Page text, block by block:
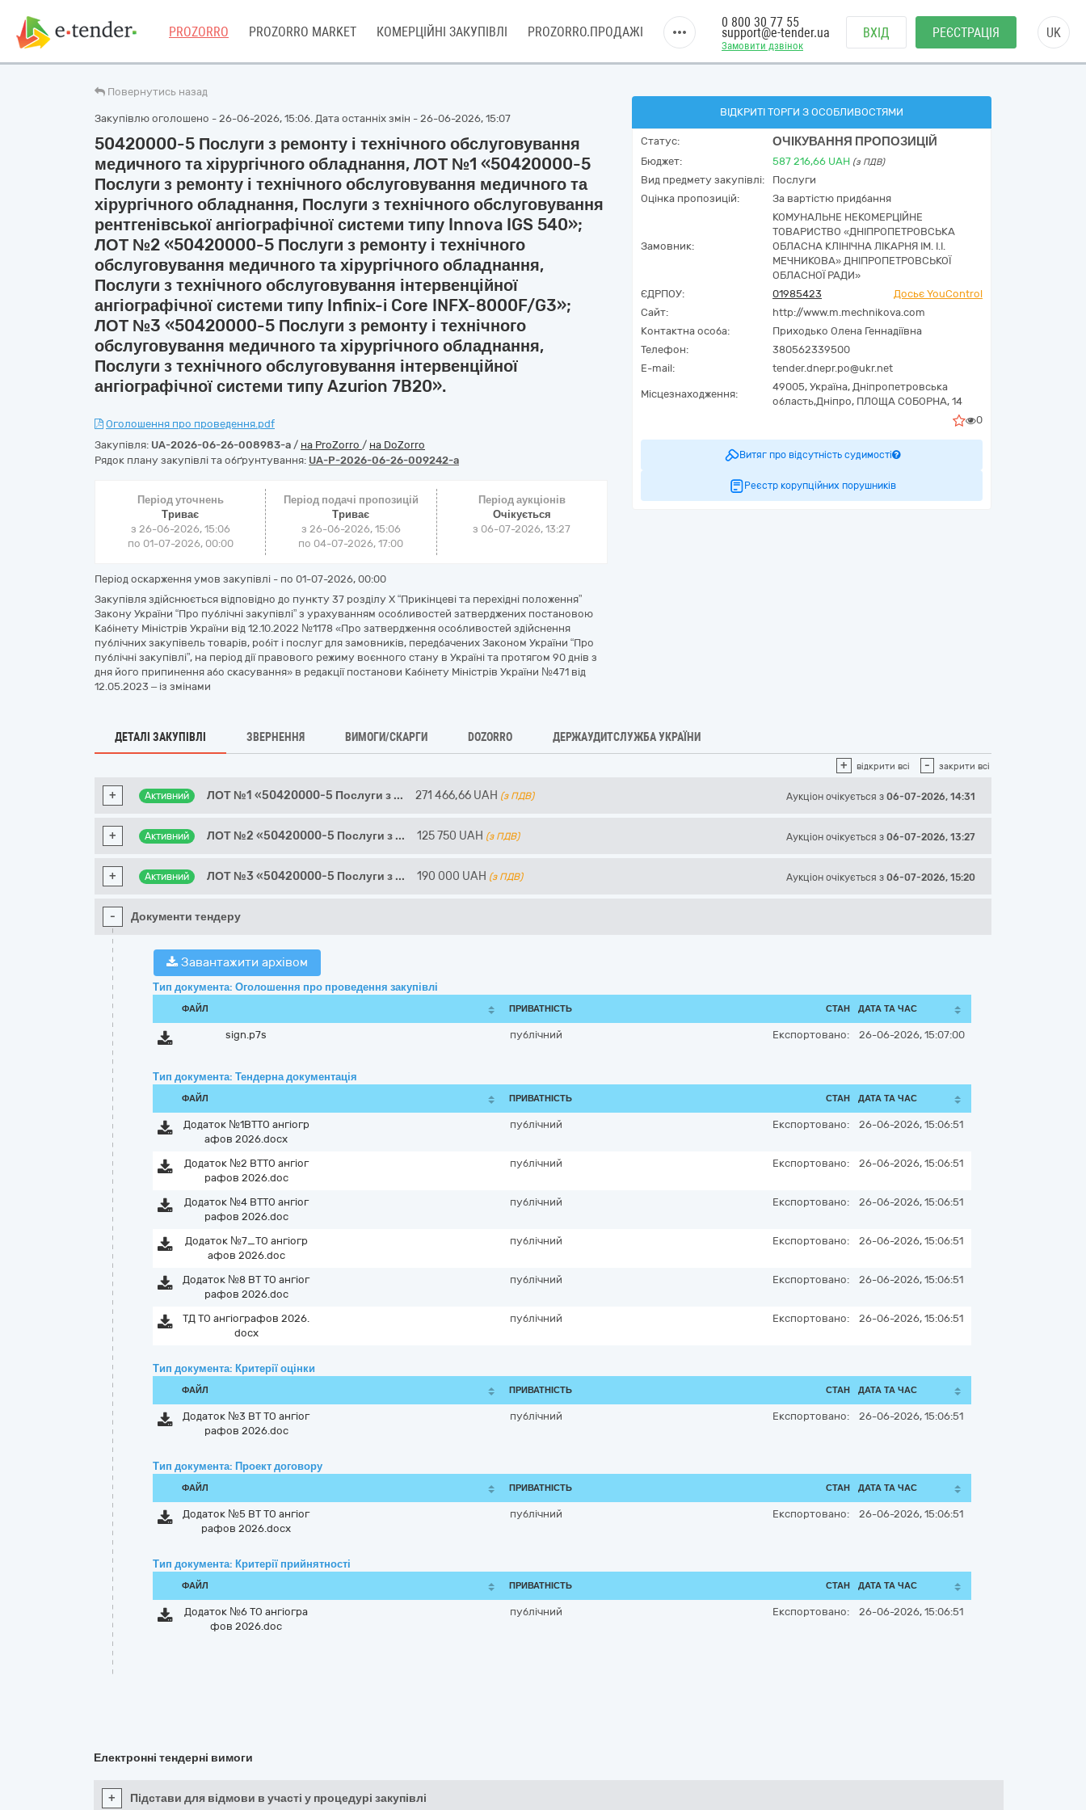
PROZORRO PROZORRO MARKET КОМЕРЦІЙНІ ЗАКУПІВЛІ PROZORRO.ПРОДАЖІ
Замовити дзвінок
0 800 30 77 55
support@e-tender.ua ВХІД РЕЄСТРАЦІЯ UK
Повернутись назад
Закупівлю оголошено - 26-06-2026, 15:06. Дата останніх змін - 26-06-2026, 15:07
50420000-5 Послуги з ремонту і технічного обслуговування
медичного та хірургічного обладнання, ЛОТ №1 «50420000-5
Послуги з ремонту і технічного обслуговування медичного та
хірургічного обладнання, Послуги з технічного обслуговування
рентгенівської ангіографічної системи типу Innova IGS 540»;
ЛОТ №2 «50420000-5 Послуги з ремонту і технічного
обслуговування медичного та хірургічного обладнання,
Послуги з технічного обслуговування інтервенційної
ангіографічної системи типу Infinix-i Core INFX-8000F/G3»;
ЛОТ №3 «50420000-5 Послуги з ремонту і технічного
обслуговування медичного та хірургічного обладнання,
Послуги з технічного обслуговування інтервенційної
ангіографічної системи типу Azurion 7B20».
Оголошення про проведення.pdf
Закупівля: UA-2026-06-26-008983-a / на ProZorro / на DoZorro
Рядок плану закупівлі та обґрунтування: UA-P-2026-06-26-009242-a
Період уточнень
Триває
з 26-06-2026, 15:06
по 01-07-2026, 00:00
Період подачі пропозицій
Триває
з 26-06-2026, 15:06
по 04-07-2026, 17:00
Період аукціонів
Очікується
з 06-07-2026, 13:27
Період оскарження умов закупівлі - по 01-07-2026, 00:00
Закупівля здійснюється відповідно до пункту 37 розділу Х “Прикінцеві та перехідні положення”
Закону України “Про публічні закупівлі” з урахуванням особливостей затверджених постановою
Кабінету Міністрів України від 12.10.2022 №1178 «Про затвердження особливостей здійснення
публічних закупівель товарів, робіт і послуг для замовників, передбачених Законом України “Про
публічні закупівлі”, на період дії правового режиму воєнного стану в Україні та протягом 90 днів з
дня його припинення або скасування» в редакції постанови Кабінету Міністрів України №471 від
12.05.2023 – із змінами
ВІДКРИТІ ТОРГИ З ОСОБЛИВОСТЯМИ
Статус: ОЧІКУВАННЯ ПРОПОЗИЦІЙ
Бюджет: 587 216,66 UAH (з ПДВ)
Вид предмету закупівлі:
Послуги
Оцінка пропозицій:
За вартістю придбання
Замовник:
КОМУНАЛЬНЕ НЕКОМЕРЦІЙНЕ
ТОВАРИСТВО «ДНІПРОПЕТРОВСЬКА
ОБЛАСНА КЛІНІЧНА ЛІКАРНЯ ІМ. І.І.
МЕЧНИКОВА» ДНІПРОПЕТРОВСЬКОЇ
ОБЛАСНОЇ РАДИ»
ЄДРПОУ:
01985423
Досьє YouControl
Сайт:
http://www.m.mechnikova.com
Контактна особа:
Приходько Олена Геннадіївна
Телефон:
380562339500
E-mail:
tender.dnepr.po@ukr.net
Місцезнаходження:
49005, Україна, Дніпропетровська
область,Дніпро, ПЛОЩА СОБОРНА, 14
0
Витяг про відсутність судимості
Реєстр корупційних порушників
ДЕТАЛІ ЗАКУПІВЛІ ЗВЕРНЕННЯ ВИМОГИ/СКАРГИ DOZORRO ДЕРЖАУДИТСЛУЖБА УКРАЇНИ
+ відкрити всі - закрити всі
+ Активний ЛОТ №1 «50420000-5 Послуги з ... 271 466,66 UAH (з ПДВ) Аукціон очікується з 06-07-2026, 14:31
+ Активний ЛОТ №2 «50420000-5 Послуги з ... 125 750 UAH (з ПДВ) Аукціон очікується з 06-07-2026, 13:27
+ Активний ЛОТ №3 «50420000-5 Послуги з ... 190 000 UAH (з ПДВ) Аукціон очікується з 06-07-2026, 15:20
- Документи тендеру
Завантажити архівом
Тип документа: Оголошення про проведення закупівлі
ФАЙЛ ПРИВАТНІСТЬ СТАН ДАТА ТА ЧАС
sign.p7s публічний Експортовано: 26-06-2026, 15:07:00
Тип документа: Тендерна документація
ФАЙЛ ПРИВАТНІСТЬ СТАН ДАТА ТА ЧАС
Додаток №1ВТТО ангіогр
афов 2026.docx
публічний Експортовано: 26-06-2026, 15:06:51
Додаток №2 ВТТО ангіог
рафов 2026.doc
публічний Експортовано: 26-06-2026, 15:06:51
Додаток №4 ВТТО ангіог
рафов 2026.doc
публічний Експортовано: 26-06-2026, 15:06:51
Додаток №7_ТО ангіогр
афов 2026.doc
публічний Експортовано: 26-06-2026, 15:06:51
Додаток №8 ВТ ТО ангіог
рафов 2026.doc
публічний Експортовано: 26-06-2026, 15:06:51
ТД ТО ангіографов 2026.
docx
публічний Експортовано: 26-06-2026, 15:06:51
Тип документа: Критерії оцінки
ФАЙЛ ПРИВАТНІСТЬ СТАН ДАТА ТА ЧАС
Додаток №3 ВТ ТО ангіог
рафов 2026.doc
публічний Експортовано: 26-06-2026, 15:06:51
Тип документа: Проект договору
ФАЙЛ ПРИВАТНІСТЬ СТАН ДАТА ТА ЧАС
Додаток №5 ВТ ТО ангіог
рафов 2026.docx
публічний Експортовано: 26-06-2026, 15:06:51
Тип документа: Критерії прийнятності
ФАЙЛ ПРИВАТНІСТЬ СТАН ДАТА ТА ЧАС
Додаток №6 ТО ангіогра
фов 2026.doc
публічний Експортовано: 26-06-2026, 15:06:51
Електронні тендерні вимоги
+ Підстави для відмови в участі у процедурі закупівлі